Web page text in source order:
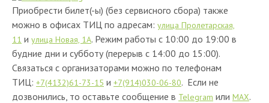
Приобрести билет(-ы) (без сервисного сбора) также
можно в офисах ТИЦ по адресам: улица Пролетарская,
11 и улица Новая, 1А. Режим работы с 10:00 до 19:00 в
будние дни и субботу (перерыв с 14:00 до 15:00).
Связаться с организаторами можно по телефонам
ТИЦ: +7(4132)61-73-15 и +7(914)030-06-80. Если не
дозвонились, то оставьте сообщение в Telegram или MAX.